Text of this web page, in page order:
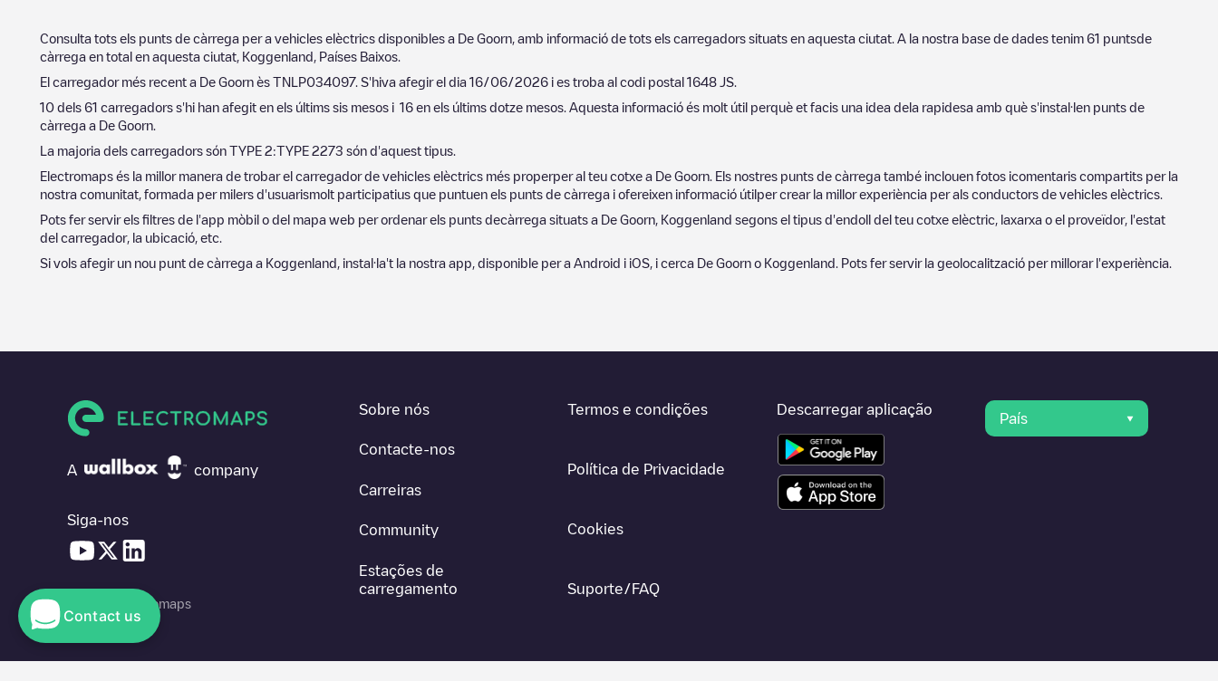
Consulta tots els punts de càrrega per a vehicles elèctrics disponibles a De Goorn , amb informació de tots els carregadors situats en aquesta ciutat. A la nostra base de dades tenim 61 puntsde
càrrega en total en aquesta ciutat, Koggenland Países Baixos
El carregador més recent a De Goorn ès TNLP034097. S'hiva afegir el dia 16/06/2026 i es troba al codi postal 1648 JS
10 dels 61 carregadors s'hi han afegit en els últims sis mesos i 16 en els últims dotze mesos. Aquesta informació és molt útil perquè et facis una idea dela rapidesa amb què s'instal·len punts de
càrrega a De Goorn
La majoria dels carregadors són TYPE 2:TYPE 2273 són d'aquest tipus.
Electromaps és la millor manera de trobar el carregador de vehicles elèctrics més properper al teu cotxe a De Goorn . Els nostres punts de càrrega també inclouen fotos icomentaris compartits per la
nostra comunitat, formada per milers d'usuarismolt participatius que puntuen els punts de càrrega i ofereixen informació útilper crear la millor experiència per als conductors de vehicles elèctrics.
Pots fer servir els filtres de l'app mòbil o del mapa web per ordenar els punts decàrrega situats a De Goorn Koggenland segons el tipus d'endoll del teu cotxe elèctric, laxarxa o el proveïdor, l'estat
del carregador, la ubicació, etc.
Si vols afegir un nou punt de càrrega a Koggenland , instal·la't la nostra app, disponible per a Android i iOS, i cerca De Goorn o Koggenland . Pots fer servir la geolocalització per millorar l'experiència.
A company
Siga-nos
© 2026 Electromaps
Sobre nós
Contacte-nos
Carreiras
Community
Estações de
carregamento
Termos e condições
Política de Privacidade
Cookies
Suporte/FAQ
Descarregar aplicação
País
Contact us